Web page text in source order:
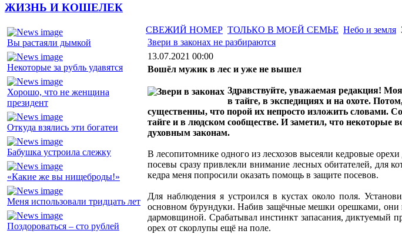
ЖИЗНЬ И КОШЕЛЕК
Вы растаяли дымкой
Некоторые за рубль удавятся
Хорошо, что не женщина
президент
Откуда взялись эти богатеи
Бабушка устроила слежку
«Какие же вы нищеброды!»
Меня использовали тридцать лет
Поздороваться – сто рублей
СВЕЖИЙ НОМЕР ТОЛЬКО В МОЕЙ СЕМЬЕ Небо и земля
Звери в законах не разбираются
13.07.2021 00:00
Вошёл мужик в лес и уже не вышел
Здравствуйте, уважаемая редакция!
в тайге, в экспедициях и на охоте.
существенны, что порой их непросто изложить словами.
тайге и в людском сообществе. И заметил, что некоторые
духовным законам.
В лесопитомнике одного из лесхозов высеяли кедровые
посевы сразу привлекли внимание лесных обитателей, для
кедра меня попросили оказать помощь в защите посевов.
Для наблюдения я устроился в кустах около поля.
основном бурундуки. Набив защёчные мешки орешками, они
дармовщиной. Срабатывал инстинкт запасания, диктуемый
орех от скорлупы ещё на поле.